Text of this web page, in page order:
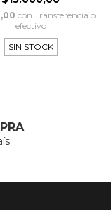
con Transferencia o
efectivo
SIN STOCK